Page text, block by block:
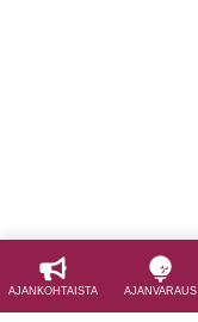
AJAN­KOHTAISTA AJAN­VARAUS